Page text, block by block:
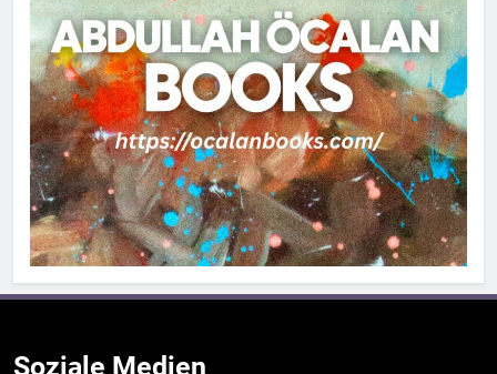
Soziale Medien